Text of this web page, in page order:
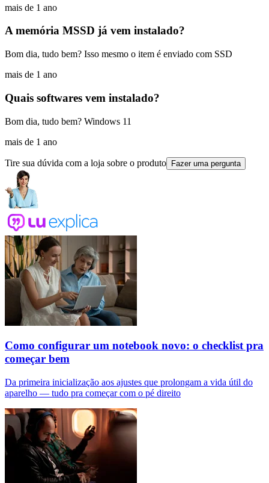
mais de 1 ano
A memória MSSD já vem instalado?
Bom dia, tudo bem? Isso mesmo o item é enviado com SSD
mais de 1 ano
Quais softwares vem instalado?
Bom dia, tudo bem? Windows 11
mais de 1 ano
Tire sua dúvida com a loja sobre o produto Fazer uma pergunta
Como configurar um notebook novo: o checklist pra
começar bem
Da primeira inicialização aos ajustes que prolongam a vida útil do
aparelho — tudo pra começar com o pé direito